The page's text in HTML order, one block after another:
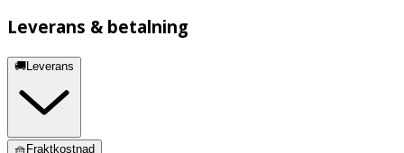
Leverans & betalning
🚚Leverans
🧺Fraktkostnad